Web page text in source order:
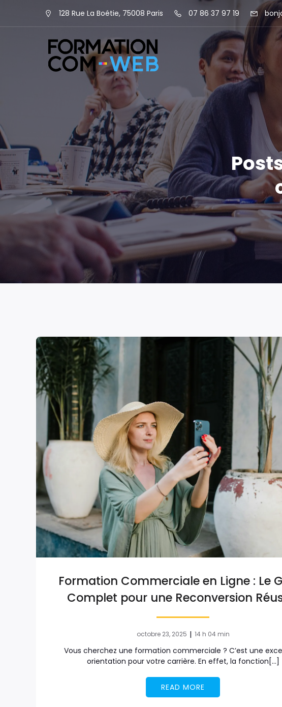
128 Rue La Boétie, 75008 Paris 07 86 37 97 19
Formation Commerciale en Ligne : Le
Complet pour une Reconversion
octobre 23, 2025 | 14 h 04 min
Vous cherchez une formation commerciale ? C’est une
orientation pour votre carrière. En effet, la fonction[…]
READ MORE